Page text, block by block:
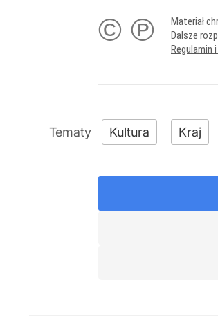
© ℗
Materiał
Dalsze
Regulamin
Kultura Kraj